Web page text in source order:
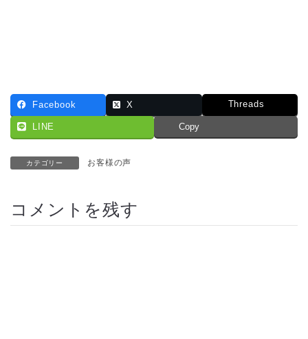
Facebook X Threads
LINE Copy
カテゴリー お客様の声
コメントを残す